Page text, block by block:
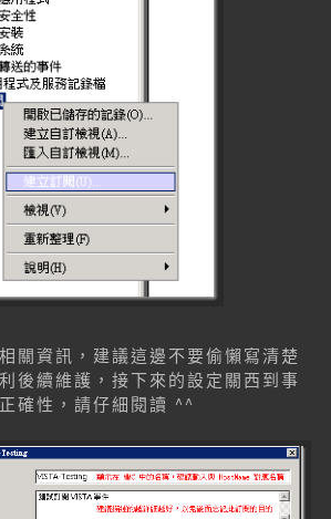
關資訊，建議這邊不要偷懶寫清楚
後續維護，接下來的設定關西到事
確性，請仔細閱讀 ^^